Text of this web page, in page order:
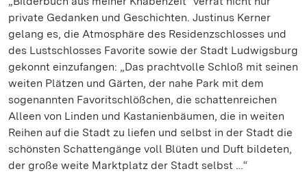
private Gedanken und Geschichten. Justinus Kerner
gelang es, die Atmosphäre des Residenzschlosses und
des Lustschlosses Favorite sowie der Stadt Ludwigsburg
gekonnt einzufangen: „Das prachtvolle Schloß mit seinen
weiten Plätzen und Gärten, der nahe Park mit dem
sogenannten Favoritschlößchen, die schattenreichen
Alleen von Linden und Kastanienbäumen, die in weiten
Reihen auf die Stadt zu liefen und selbst in der Stadt die
schönsten Schattengänge voll Blüten und Duft bildeten,
der große weite Marktplatz der Stadt selbst …“